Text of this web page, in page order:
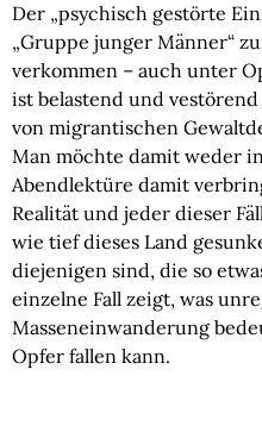
Der „psychisch gestörte
„Gruppe junger Männer“
verkommen – auch unter
ist belastend und
von migrantischen
Man möchte damit weder
Abendlektüre damit
Realität und jeder dieser
wie tief dieses Land
diejenigen sind, die so
einzelne Fall zeigt, was
Masseneinwanderung
Opfer fallen kann.